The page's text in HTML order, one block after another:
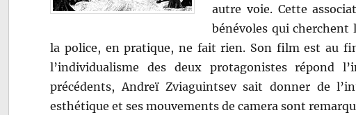
autre voie. Cette
bénévoles qui cherchent
la police, en pratique, ne fait rien. Son film est au
l’individualisme des deux protagonistes répond
précédents, Andreï Zviaguintsev sait donner de
esthétique et ses mouvements de camera sont